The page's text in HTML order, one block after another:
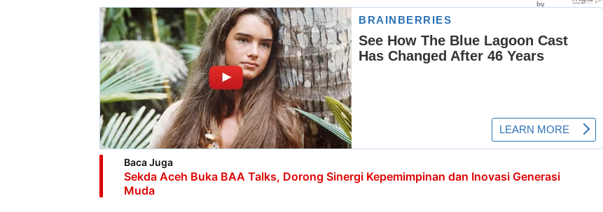
Baca Juga
Sekda Aceh Buka BAA Talks, Dorong Sinergi Kepemimpinan dan Inovasi Generasi
Muda